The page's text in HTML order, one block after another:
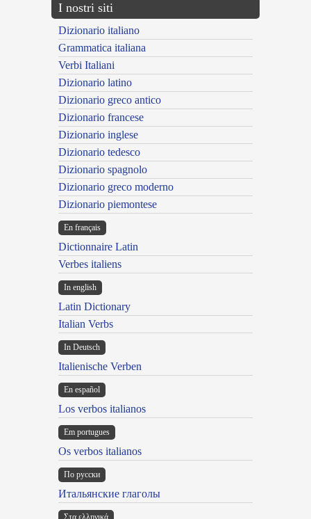
I nostri siti
Dizionario italiano
Grammatica italiana
Verbi Italiani
Dizionario latino
Dizionario greco antico
Dizionario francese
Dizionario inglese
Dizionario tedesco
Dizionario spagnolo
Dizionario greco moderno
Dizionario piemontese
En français
Dictionnaire Latin
Verbes italiens
In english
Latin Dictionary
Italian Verbs
In Deutsch
Italienische Verben
En español
Los verbos italianos
Em portugues
Os verbos italianos
По русски
Итальянские глаголы